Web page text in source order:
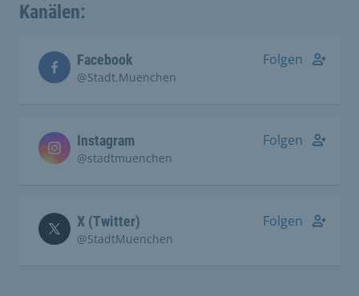
Kanälen:
Facebook
@Stadt.Muenchen
Folgen
Instagram
@stadtmuenchen
Folgen
X (Twitter)
@StadtMuenchen
Folgen